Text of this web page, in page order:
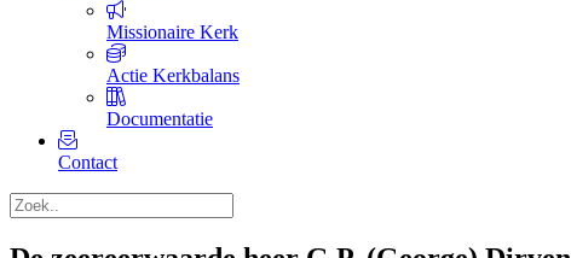
Missionaire Kerk
Actie Kerkbalans
Documentatie
Contact